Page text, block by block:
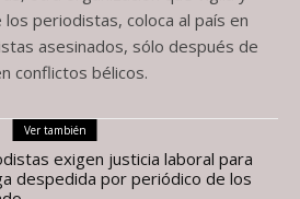
periodistas, coloca al país en
asesinados, sólo después de
conflictos bélicos.
Ver también
exigen justicia laboral para
despedida por periódico de los